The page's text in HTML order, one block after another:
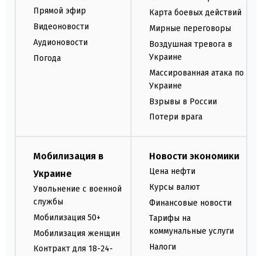
Прямой эфир
Видеоновости
Аудионовости
Погода
Карта боевых действий
Мирные переговоры
Воздушная тревога в
Украине
Массированная атака по
Украине
Взрывы в России
Потери врага
Мобилизация в
Украине
Увольнение с военной
службы
Мобилизация 50+
Мобилизация женщин
Контракт для 18-24-
Новости экономики
Цена нефти
Курсы валют
Финансовые новости
Тарифы на
коммунальные услуги
Налоги